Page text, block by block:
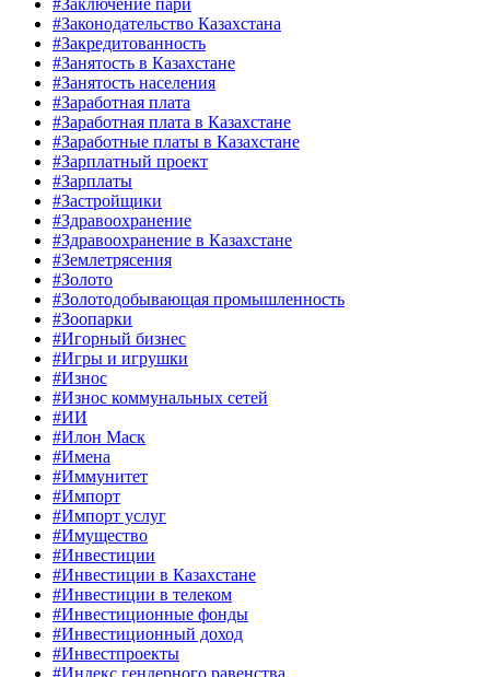
#Заключение пари
#Законодательство Казахстана
#Закредитованность
#Занятость в Казахстане
#Занятость населения
#Заработная плата
#Заработная плата в Казахстане
#Заработные платы в Казахстане
#Зарплатный проект
#Зарплаты
#Застройщики
#Здравоохранение
#Здравоохранение в Казахстане
#Землетрясения
#Золото
#Золотодобывающая промышленность
#Зоопарки
#Игорный бизнес
#Игры и игрушки
#Износ
#Износ коммунальных сетей
#ИИ
#Илон Маск
#Имена
#Иммунитет
#Импорт
#Импорт услуг
#Имущество
#Инвестиции
#Инвестиции в Казахстане
#Инвестиции в телеком
#Инвестиционные фонды
#Инвестиционный доход
#Инвестпроекты
#Индекс гендерного равенства